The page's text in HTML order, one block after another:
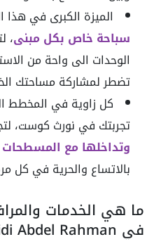
الميزة الكبرى في
سباحة خاص بكل مبنى،
الوحدات الى واحة من
تضطر لمشاركة مساحتك
كل زاوية في المخطط
تجربتك في نورث كوست،
وتداخلها مع المسطحات
بالاتساع والحرية في كل
ما هي الخدمات
في Avida Sidi Abdel Rahman؟